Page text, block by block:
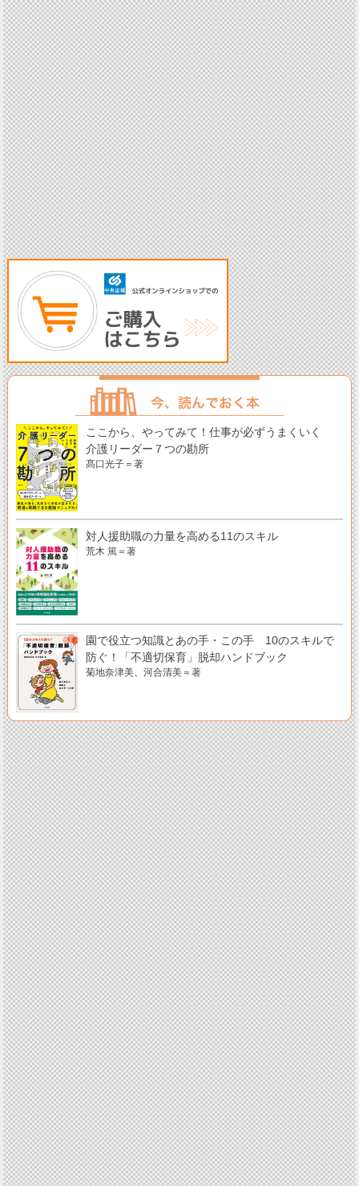
ここから、やってみて！仕事が必ずうまくいく
介護リーダー７つの勘所
髙口光子＝著
対人援助職の力量を高める11のスキル
荒木 篤＝著
園で役立つ知識とあの手・この手 10のスキルで
防ぐ！「不適切保育」脱却ハンドブック
菊地奈津美、河合清美＝著